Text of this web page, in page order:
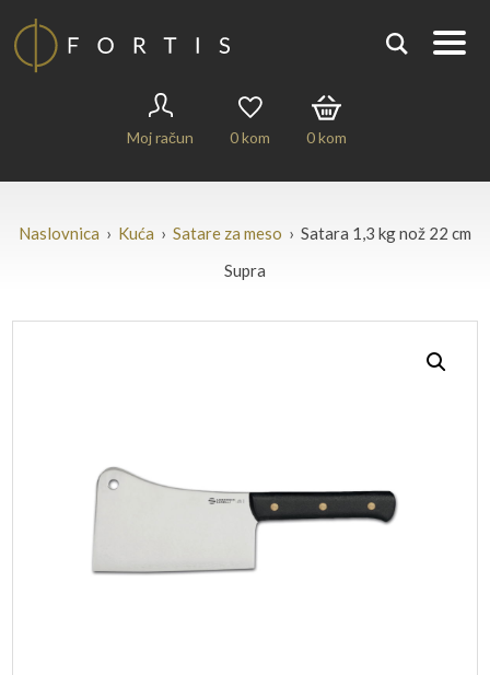
Moj račun 0kom 0kom
Naslovnica › Kuća › Satare za meso › Satara 1,3 kg nož 22 cm
Supra